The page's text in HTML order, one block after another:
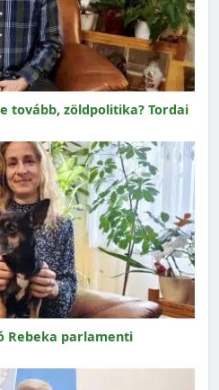
tovább, zöldpolitika? Tordai
Rebeka parlamenti